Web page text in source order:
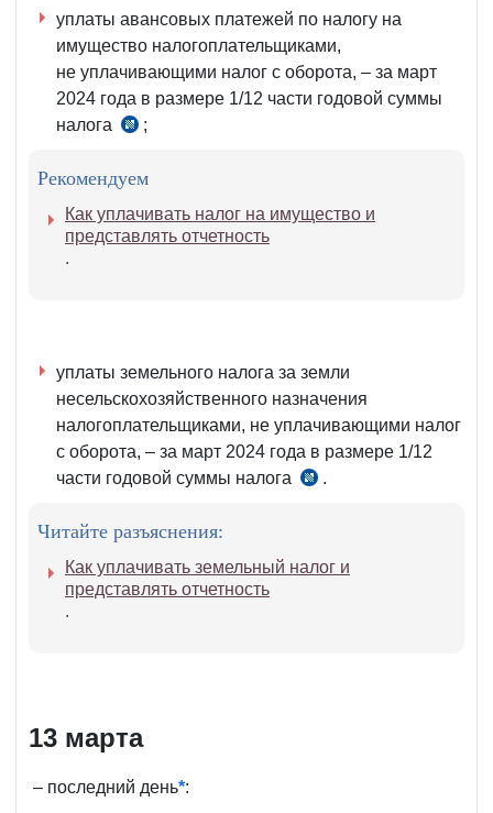
12
ст.
133
НК
уплаты авансовых платежей по налогу на
имущество налогоплательщиками,
не уплачивающими налог с оборота, – за март
2024 года в размере 1/12 части годовой суммы
налога
ч.
ст.
417
НК
;
Рекомендуем
Как уплачивать налог на имущество и
представлять отчетность
.
уплаты земельного налога за земли
несельскохозяйственного назначения
налогоплательщиками, не уплачивающими налог
с оборота, – за март 2024 года в размере 1/12
части годовой суммы налога
ч.
НК
.
Читайте разъяснения:
Как уплачивать земельный налог и
представлять отчетность
.
13 марта
– последний день*: